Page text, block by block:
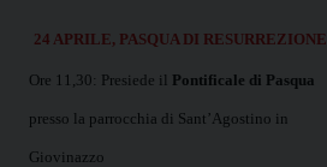
24 APRILE, PASQUA DI RESURREZIONE
Ore 11,30: Presiede il Pontificale di Pasqua
presso la parrocchia di Sant’Agostino in
Giovinazzo